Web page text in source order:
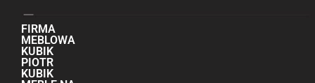
FIRMA
MEBLOWA
KUBIK
PIOTR
KUBIK